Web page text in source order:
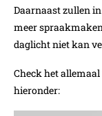
Daarnaast zullen
meer
daglicht niet kan
Check het
hieronder: